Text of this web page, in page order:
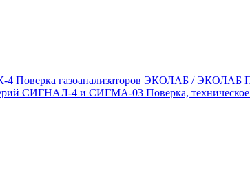
4 Поверка газоанализаторов ЭКОЛАБ / ЭКОЛАБ
серий СИГНАЛ-4 и СИГМА-03 Поверка,